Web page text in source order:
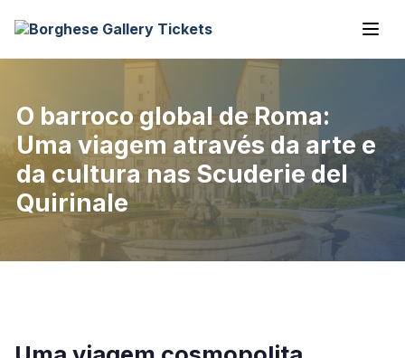
O barroco global de Roma:
Uma viagem através da arte e
da cultura nas Scuderie del
Quirinale